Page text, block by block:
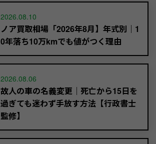
2026.08.10
ノア買取相場「2026年8月】年式別｜1
0年落ち10万kmでも値がつく理由
2026.08.06
故人の車の名義変更｜死亡から15日を
過ぎても迷わず手放す方法【行政書士
監修】